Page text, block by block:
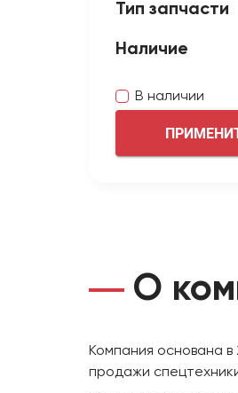
Тип запчасти
Наличие
В наличии
О
Компания основана
продажи